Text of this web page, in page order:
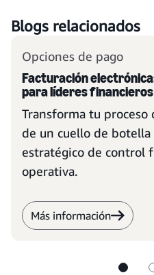
Blogs relacionados
Opciones de pago
Facturación
para líderes financieros
Transforma tu proceso
de un cuello de
estratégico de control
operativa.
Más información